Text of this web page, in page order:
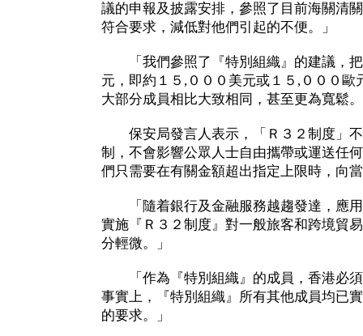
議的申報及披露安排，參照了目前海關清
符合要求，減低對他們引起的不便。」
「我們參照了『特別組織』的建議，把
元，即約１５,０００美元或１５,０００歐
大部分成員相比大致相同，甚至更為寬鬆
保安局發言人表示，「Ｒ３２制度」不
制，不會影響公眾人士自由攜帶或運送任
們只需要在有關金額超出指定上限時，向
「隨着銀行及金融服務越趨發達，應用
實施『Ｒ３２制度』對一般旅客和跨境貿
分輕微。」
「作為『特別組織』的成員，香港必須
事實上，『特別組織』所有其他成員均已
的要求。」